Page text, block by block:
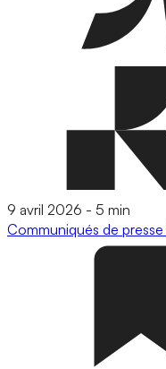
9 avril 2026 - 5 min
Communiqués de presse